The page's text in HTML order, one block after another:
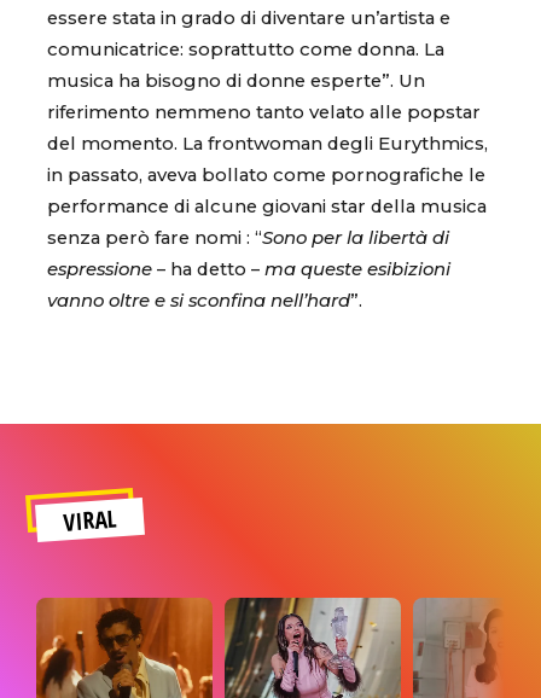
essere stata in grado di diventare un’artista e
comunicatrice: soprattutto come donna. La
musica ha bisogno di donne esperte”. Un
riferimento nemmeno tanto velato alle popstar
del momento. La frontwoman degli Eurythmics,
in passato, aveva bollato come pornografiche le
performance di alcune giovani star della musica
senza però fare nomi : “Sono per la libertà di
espressione – ha detto – ma queste esibizioni
vanno oltre e si sconfina nell’hard”.
VIRAL